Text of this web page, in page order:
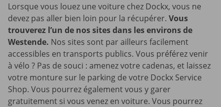
Lorsque vous louez une voiture chez Dockx, vous ne
devez pas aller bien loin pour la récupérer. Vous
trouverez l’un de nos sites dans les environs de
Westende. Nos sites sont par ailleurs facilement
accessibles en transports publics. Vous préférez venir
à vélo ? Pas de souci : amenez votre cadenas, et laissez
votre monture sur le parking de votre Dockx Service
Shop. Vous pourrez également vous y garer
gratuitement si vous venez en voiture. Vous pourrez